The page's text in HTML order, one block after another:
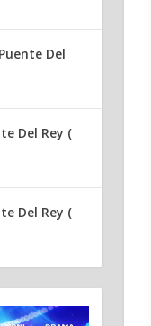
Del
Del Rey (
Del Rey (